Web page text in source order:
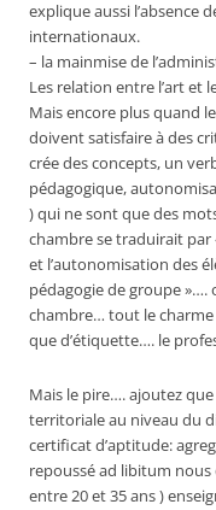
explique aussi l’absence
internationaux.
– la mainmise de
Les relation entre l’art
Mais encore plus quand
doivent satisfaire à des
crée des concepts, un
pédagogique,
) qui ne sont que des
chambre se traduirait par
et l’autonomisation des
pédagogie de groupe
chambre… tout le charme
que d’étiquette…. le
Mais le pire…. ajoutez
territoriale au niveau du
certificat d’aptitude:
repoussé ad libitum
entre 20 et 35 ans )